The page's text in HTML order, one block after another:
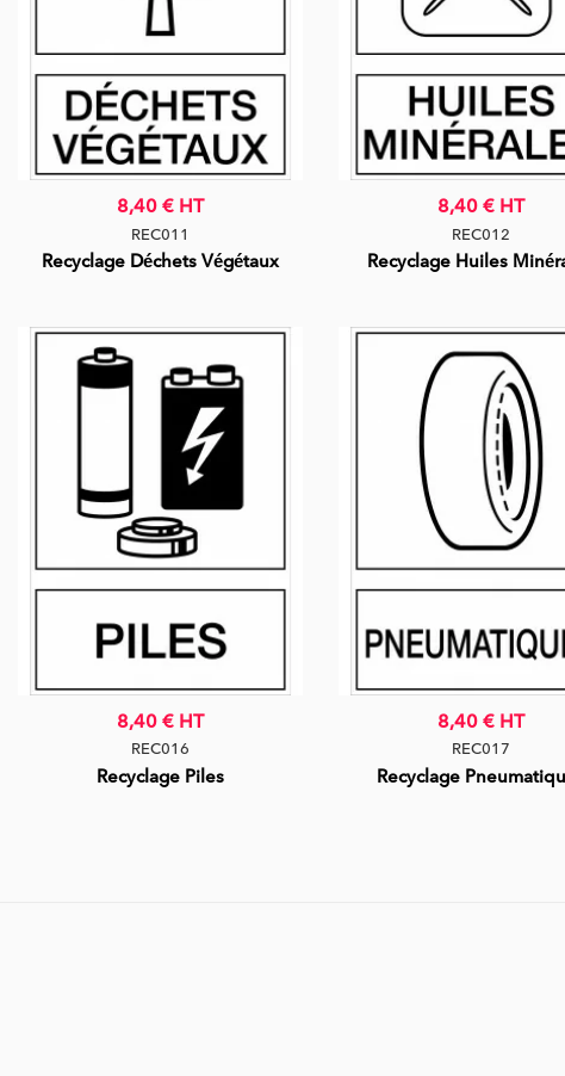
Recyclage Déchets Végétaux
REC011
8,40 € HT
Recyclage Huiles
REC012
8,40 € HT
Recyclage Piles
REC016
8,40 € HT
Recyclage
REC017
8,40 € HT